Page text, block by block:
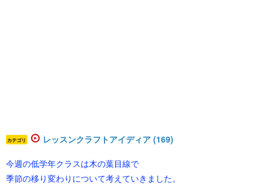
カテゴリ レッスンクラフトアイディア (169)
今週の低学年クラスは木の葉目線で
季節の移り変わりについて考えていきました。